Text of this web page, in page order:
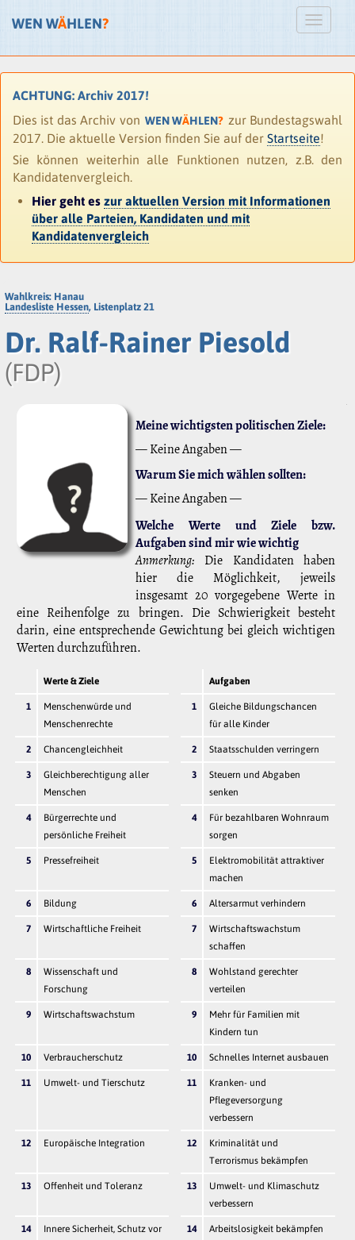
WEN WÄHLEN?
ACHTUNG: Archiv 2017!
Dies ist das Archiv von WEN WÄHLEN? zur Bundestagswahl
2017. Die aktuelle Version finden Sie auf der Startseite!
Sie können weiterhin alle Funktionen nutzen, z.B. den
Kandidatenvergleich.
Hier geht es zur aktuellen Version mit Informationen
über alle Parteien, Kandidaten und mit
Kandidatenvergleich
Wahlkreis: Hanau
Landesliste Hessen, Listenplatz 21
Dr. Ralf-Rainer Piesold
(FDP)
Meine wichtigsten politischen Ziele:
— Keine Angaben —
Warum Sie mich wählen sollten:
— Keine Angaben —
Welche Werte und Ziele bzw.
Aufgaben sind mir wie wichtig
Anmerkung: Die Kandidaten haben
hier die Möglichkeit, jeweils
insgesamt 20 vorgegebene Werte in
eine Reihenfolge zu bringen. Die Schwierigkeit besteht
darin, eine entsprechende Gewichtung bei gleich wichtigen
Werten durchzuführen.
Werte & Ziele Aufgaben
1
Menschenwürde und
Menschenrechte
1
Gleiche Bildungschancen
für alle Kinder
2 Chancengleichheit 2 Staatsschulden verringern
3
Gleichberechtigung aller
Menschen
3
Steuern und Abgaben
senken
4
Bürgerrechte und
persönliche Freiheit
4
Für bezahlbaren Wohnraum
sorgen
5 Pressefreiheit 5
Elektromobilität attraktiver
machen
6 Bildung 6 Altersarmut verhindern
7 Wirtschaftliche Freiheit 7
Wirtschaftswachstum
schaffen
8
Wissenschaft und
Forschung
8
Wohlstand gerechter
verteilen
9 Wirtschaftswachstum 9
Mehr für Familien mit
Kindern tun
10 Verbraucherschutz 10 Schnelles Internet ausbauen
11 Umwelt- und Tierschutz 11
Kranken- und
Pflegeversorgung
verbessern
12 Europäische Integration 12
Kriminalität und
Terrorismus bekämpfen
13 Offenheit und Toleranz 13
Umwelt- und Klimaschutz
verbessern
14
Innere Sicherheit, Schutz vor
14 Arbeitslosigkeit bekämpfen